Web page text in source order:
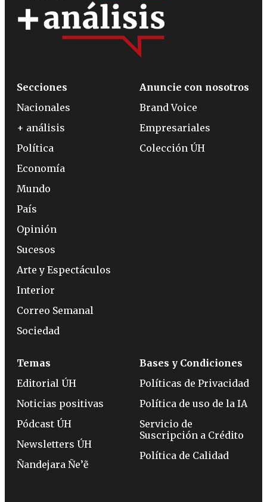
Secciones
Nacionales
+ análisis
Política
Economía
Mundo
País
Opinión
Sucesos
Arte y Espectáculos
Interior
Correo Semanal
Sociedad
Anuncie con nosotros
Brand Voice
Empresariales
Colección ÚH
Temas
Editorial ÚH
Noticias positivas
Pódcast ÚH
Newsletters ÚH
Ñandejara Ñe’ẽ
Bases y Condiciones
Políticas de Privacidad
Política de uso de la IA
Servicio de
Suscripción a Crédito
Política de Calidad